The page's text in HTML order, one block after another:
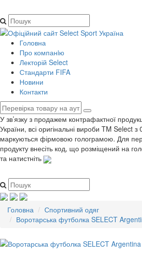
Головна
Про компанiю
Лекторій Select
Стандарти FIFA
Новини
Контакти
У зв’язку з продажем контрафактної
України, всі оригінальні вироби TM Select
маркуються фірмовою голограмою. Для
продукту внесіть код, що розміщений на
та натистніть
Головна
Спортивний одяг
Воротарська футболка SELECT